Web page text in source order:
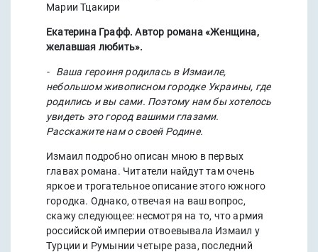
Марии Тцакири
Екатерина Графф. Автор романа «Женщина,
желавшая любить».
- Ваша героиня родилась в Измаиле,
небольшом живописном городке Украины, где
родились и вы сами. Поэтому нам бы хотелось
увидеть это город вашими глазами.
Расскажите нам о своей Родине.
Измаил подробно описан мною в первых
главах романа. Читатели найдут там очень
яркое и трогательное описание этого южного
городка. Однако, отвечая на ваш вопрос,
скажу следующее: несмотря на то, что армия
российской империи отвоевывала Измаил у
Турции и Румынии четыре раза, последний